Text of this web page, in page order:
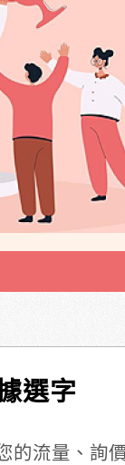
選字
的流量、詢